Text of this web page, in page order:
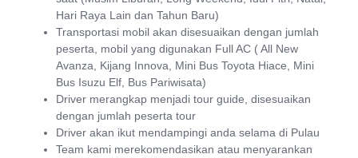
Hari Raya Lain dan Tahun Baru)
Transportasi mobil akan disesuaikan dengan jumlah
peserta, mobil yang digunakan Full AC ( All New
Avanza, Kijang Innova, Mini Bus Toyota Hiace, Mini
Bus Isuzu Elf, Bus Pariwisata)
Driver merangkap menjadi tour guide, disesuaikan
dengan jumlah peserta tour
Driver akan ikut mendampingi anda selama di Pulau
Team kami merekomendasikan atau menyarankan